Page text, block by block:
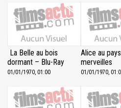
La Belle au bois
dormant – Blu-Ray
01/01/1970, 01:00
Alice au
merveilles
01/01/1970,